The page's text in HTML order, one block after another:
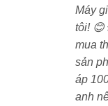
Máy
tôi! 😊
mua
sản
áp
anh